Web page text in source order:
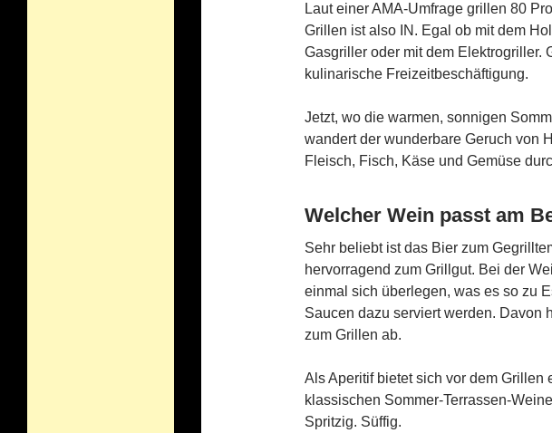
Laut einer AMA-Umfrage grillen 80
Grillen ist also IN. Egal ob mit dem
Gasgriller oder mit dem Elektrogriller.
kulinarische Freizeitbeschäftigung.
Jetzt, wo die warmen, sonnigen
wandert der wunderbare Geruch von
Fleisch, Fisch, Käse und Gemüse
Welcher Wein passt am
Sehr beliebt ist das Bier zum
hervorragend zum Grillgut. Bei der
einmal sich überlegen, was es so zu
Saucen dazu serviert werden. Davon
zum Grillen ab.
Als Aperitif bietet sich vor dem
klassischen Sommer-Terrassen-
Spritzig. Süffig.